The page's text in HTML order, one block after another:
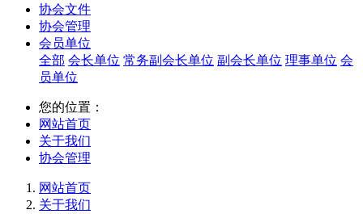
协会文件
协会管理
会员单位
全部 会长单位 常务副会长单位 副会长单位 理事单位 会
员单位
您的位置：
网站首页
关于我们
协会管理
网站首页
关于我们